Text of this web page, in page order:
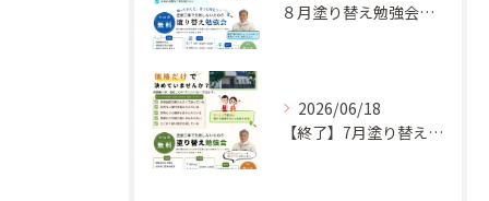
８月塗り替え勉強会開催のお知らせ
2026/06/18
【終了】7月塗り替え勉強会のお知らせ